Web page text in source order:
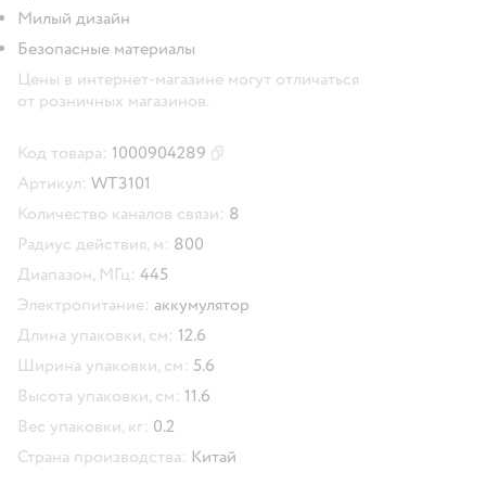
Милый дизайн
Безопасные материалы
Цены в интернет-магазине могут отличаться
от розничных магазинов.
Код товара: 1000904289
Артикул: WT3101
Количество каналов связи: 8
Радиус действия, м: 800
Диапазон, МГц: 445
Электропитание: аккумулятор
Длина упаковки, см: 12.6
Ширина упаковки, см: 5.6
Высота упаковки, см: 11.6
Вес упаковки, кг: 0.2
Страна производства: Китай